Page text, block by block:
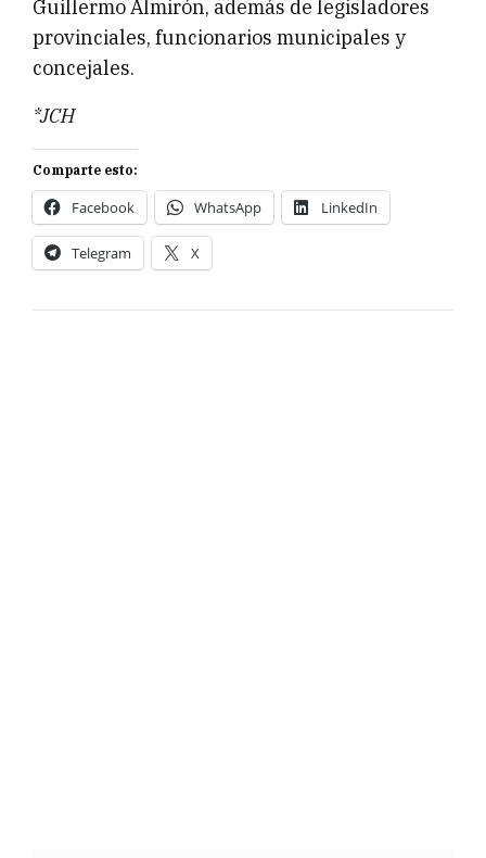
Guillermo Almirón, además de legisladores
provinciales, funcionarios municipales y
concejales.
*JCH
Comparte esto:
Facebook WhatsApp LinkedIn
Telegram X